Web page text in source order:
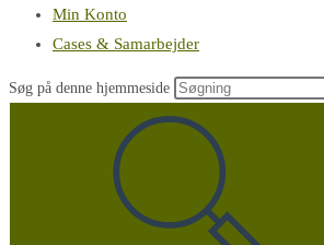
Min Konto
Cases & Samarbejder
Søg på denne hjemmeside